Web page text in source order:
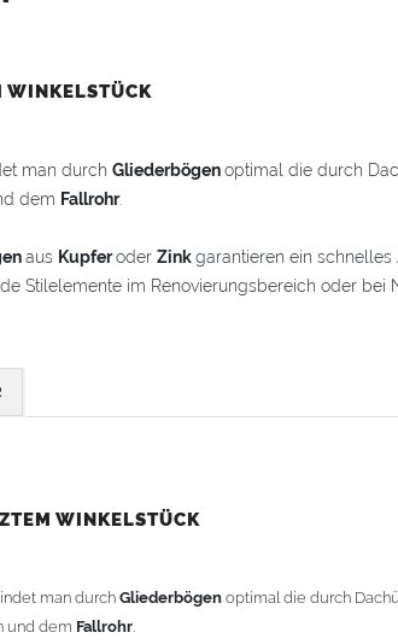
WINKELSTÜCK
man durch Gliederbögenoptimal die durch
dem Fallrohr.
aus Kupferoder Zinkgarantieren ein
Stilelemente im Renovierungsbereich oder bei
und einfache Anpassung und Montage der
WINKELSTÜCK
man durch Gliederbögen optimal die durch
und dem Fallrohr